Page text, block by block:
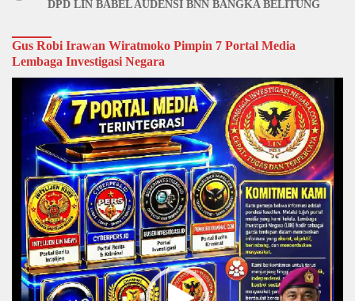
DPD LIN BABEL AUDENSI BNN BANGKA BELITUNG
Gus Robi Irawan Wiratmoko Pimpin 7 Portal Media
Lembaga Investigasi Negara
Video
Player